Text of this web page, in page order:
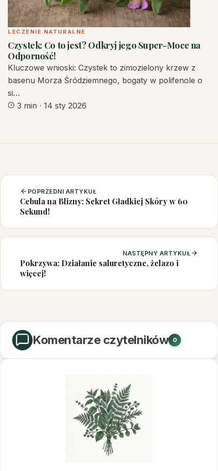
LECZENIE NATURALNE
Czystek: Co to jest? Odkryj jego Super-Moce na
Odporność!
Kluczowe wnioski: Czystek to zimozielony krzew z
basenu Morza Śródziemnego, bogaty w polifenole o
si…
3 min · 14 sty 2026
POPRZEDNI ARTYKUŁ
Cebula na Blizny: Sekret Gładkiej Skóry w 60
Sekund!
NASTĘPNY ARTYKUŁ
Pokrzywa: Działanie saluretyczne, żelazo i
więcej!
Komentarze czytelników 0